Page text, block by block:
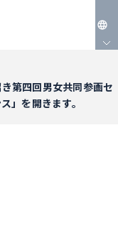
EN
第四回男女共同参画セ
」を開きます。